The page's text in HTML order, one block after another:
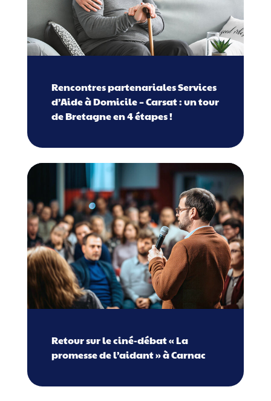
Rencontres partenariales Services
d’Aide à Domicile – Carsat : un tour
de Bretagne en 4 étapes !
Retour sur le ciné-débat « La
promesse de l’aidant » à Carnac​